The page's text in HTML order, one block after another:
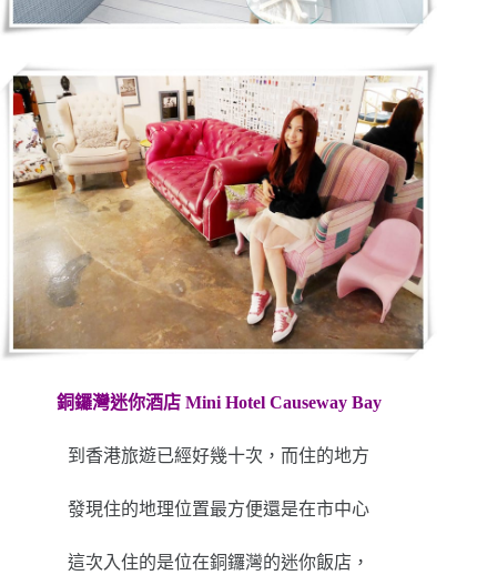
銅鑼灣迷你酒店 Mini Hotel Causeway Bay
到香港旅遊已經好幾十次，而住的地方
發現住的地理位置最方便還是在市中心
這次入住的是位在銅鑼灣的迷你飯店，